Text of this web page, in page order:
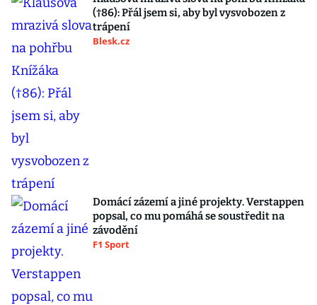
(†86): Přál jsem si, aby byl vysvobozen z
trápení
Blesk.cz
Domácí zázemí a jiné projekty. Verstappen
popsal, co mu pomáhá se soustředit na
závodění
F1 Sport